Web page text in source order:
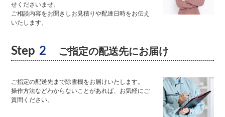
せくださいませ。
ご相談内容をお聞きしお見積りや配達日時をお伝え
いたします。
Step 2 ご指定の配送先にお届け
ご指定の配送先まで除雪機をお届けいたします。
操作方法などわからないことがあれば、お気軽にご
質問ください。